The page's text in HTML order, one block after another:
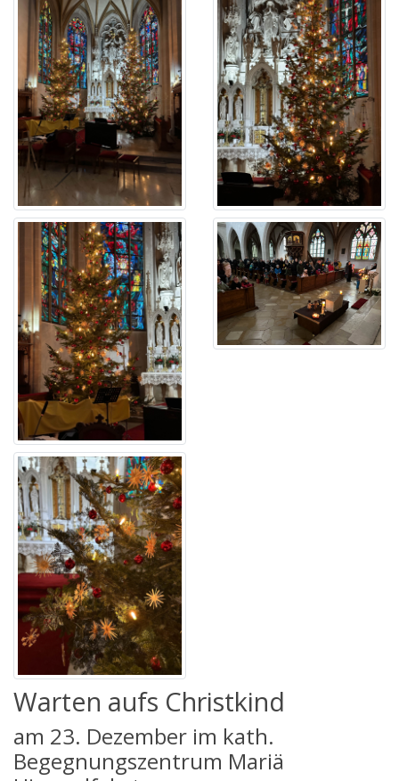
Warten aufs Christkind
am 23. Dezember im kath.
Begegnungszentrum Mariä